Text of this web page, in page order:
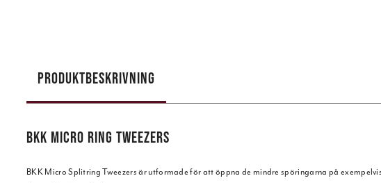
PRODUKTBESKRIVNING
BKK MICRO RING TWEEZERS
BKK Micro Splitring Tweezers är utformade för att öppna de mindre spöringarna på